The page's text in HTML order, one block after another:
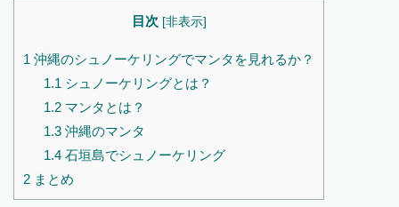
目次 [非表示]
1 沖縄のシュノーケリングでマンタを見れるか？
1.1 シュノーケリングとは？
1.2マンタとは？
1.3沖縄のマンタ
1.4石垣島でシュノーケリング
2 まとめ